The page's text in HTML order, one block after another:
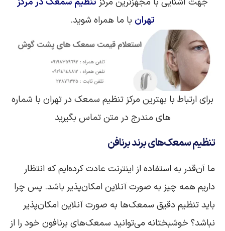
تهران با ما همراه شوید.
برای ارتباط با بهترین مرکز تنظیم سمعک در تهران با شماره
های مندرج در متن تماس بگیرید
تنظیم سمعک‌هایبرندبرنافن
ما آن‌قدر به استفاده از اینترنت عادت کرده‌ایم که انتظار
داریم همه چیز به صورت آنلاین امکان‌پذیر باشد. پس چرا
باید تنظیم دقیق سمعک‌ها به صورت آنلاین امکان‌پذیر
نباشد؟ خوشبختانه می‌توانید سمعک‌های برنافون خود را از